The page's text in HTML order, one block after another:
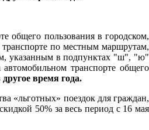
общего пользования в городском,
по местным маршрутам,
указанным в подпунктах "ш", "ю"
транспорте общего
время года.
«льготных» поездок для граждан,
50% за весь период с 16 мая